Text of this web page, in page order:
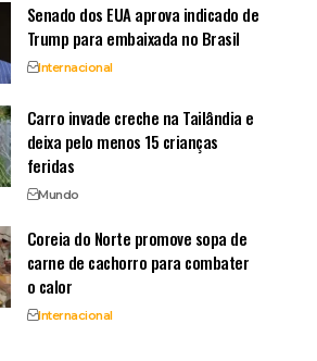
Senado dos EUA aprova indicado de
Trump para embaixada no Brasil
Internacional
Carro invade creche na Tailândia e
deixa pelo menos 15 crianças
feridas
Mundo
Coreia do Norte promove sopa de
carne de cachorro para combater
o calor
Internacional